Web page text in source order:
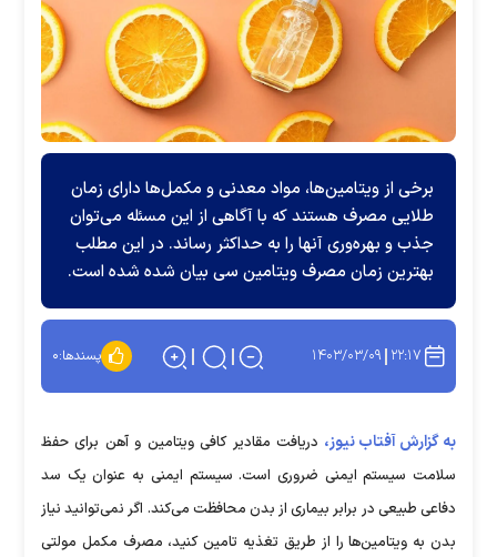
برخی از ویتامین‌ها، مواد معدنی و مکمل‌ها دارای زمان
طلایی مصرف هستند که با آگاهی از این مسئله می‌توان
جذب و بهره‌وری آنها را به حداکثر رساند. در این مطلب
بهترین زمان مصرف ویتامین سی بیان شده شده است.
۲۲:۱۷ ۱۴۰۳/۰۳/۰۹ پسندها:۰
به گزارش آفتاب نیوز، دریافت مقادیر کافی ویتامین و آهن برای حفظ
سلامت سیستم ایمنی ضروری است. سیستم ایمنی به عنوان یک سد
دفاعی طبیعی در برابر بیماری از بدن محافظت می‌کند. اگر نمی‌توانید نیاز
بدن به ویتامین‌ها را از طریق تغذیه تامین کنید، مصرف مکمل مولتی